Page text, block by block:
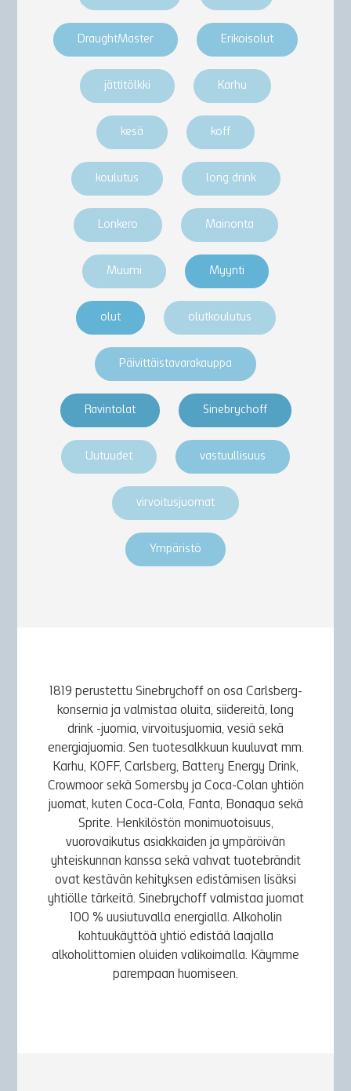
DraughtMaster Erikoisolut
jättitölkki Karhu
kesä koff
koulutus long drink
Lonkero Mainonta
Muumi Myynti
olut olutkoulutus
Päivittäistavarakauppa
Ravintolat Sinebrychoff
Uutuudet vastuullisuus
virvoitusjuomat
Ympäristö
1819 perustettu Sinebrychoff on osa Carlsberg-
konsernia ja valmistaa oluita, siidereitä, long
drink -juomia, virvoitusjuomia, vesiä sekä
energiajuomia. Sen tuotesalkkuun kuuluvat mm.
Karhu, KOFF, Carlsberg, Battery Energy Drink,
Crowmoor sekä Somersby ja Coca-Colan yhtiön
juomat, kuten Coca-Cola, Fanta, Bonaqua sekä
Sprite. Henkilöstön monimuotoisuus,
vuorovaikutus asiakkaiden ja ympäröivän
yhteiskunnan kanssa sekä vahvat tuotebrändit
ovat kestävän kehityksen edistämisen lisäksi
yhtiölle tärkeitä. Sinebrychoff valmistaa juomat
100 % uusiutuvalla energialla. Alkoholin
kohtuukäyttöä yhtiö edistää laajalla
alkoholittomien oluiden valikoimalla. Käymme
parempaan huomiseen.